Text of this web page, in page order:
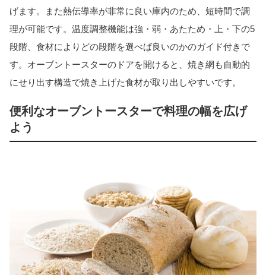
げます。また熱伝導率が非常に良い庫内のため、短時間で調
理が可能です。温度調整機能は強・弱・あたため・上・下の5
段階、食材によりどの段階を選べば良いのかのガイド付きで
す。オーブントースターのドアを開けると、焼き網も自動的
にせり出す構造で焼き上げた食材が取り出しやすいです。
便利なオーブントースターで料理の幅を広げ
よう